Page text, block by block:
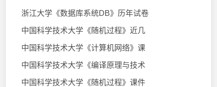
浙江大学《数据库系统DB》历年试卷
中国科学技术大学《随机过程》近几
中国科学技术大学《计算机网络》课
中国科学技术大学《编译原理与技术
中国科学技术大学《随机过程》课件